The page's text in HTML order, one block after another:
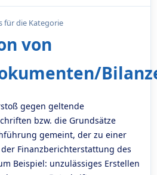
für die Kategorie
von
gegen geltende
bzw. die Grundsätze
gemeint, der zu einer
Finanzberichterstattung des
Beispiel: unzulässiges Erstellen